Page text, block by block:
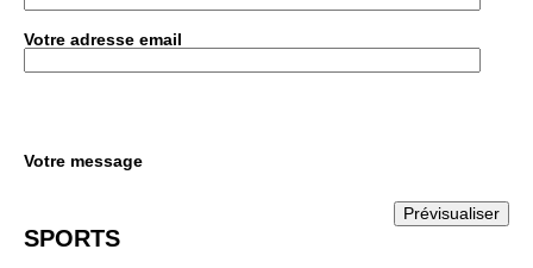
Votre adresse email
Votre message
SPORTS